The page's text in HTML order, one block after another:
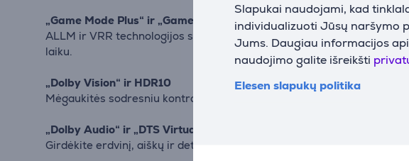
Slapukai naudojami, kad
individualizuoti Jūsų naršymo
Jums. Daugiau informacijos
naudojimo galite išreikšti
Elesen slapukų politika
„Game Mode Plus“ ir „Game Bar“
ALLM ir VRR technologijos sumažina įvesties delsą, užtikrindamos
laiku.
„Dolby Vision“ ir HDR10
Mėgaukitės sodresniu kontrastu ir tikslesnėmis spalvomis
„Dolby Audio“ ir „DTS Virtual:X“
Girdėkite erdvinį, aiškų ir detalų garsą. „DTS Virtual:X“ technologija